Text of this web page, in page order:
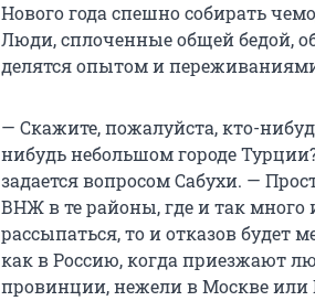
Нового года спешно собирать
Люди, сплоченные общей бедой,
делятся опытом и
— Скажите, пожалуйста, кто-
нибудь небольшом городе
задается вопросом Сабухи. —
ВНЖ в те районы, где и так много
рассыпаться, то и отказов будет
как в Россию, когда приезжают
провинции, нежели в Москве или